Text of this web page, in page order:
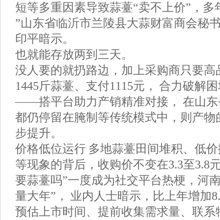
短等多重因素导致蒜薹“卖不上价”，多
”山东省临沂市兰陵县大蒜财富商会秘
印平暗示。
也就能存放两到三天。
没人要的就扔路边，加上采购商只要高
1445斤蒜薹、支付1115元， 合力破解
——搭平台助力产销精准对接， 在山东
都仍停留在腌制等传统模式中，则产物
步提升。
价格低位运行 多地蒜薹田间堆积、低
等现象的背后，收购价不变在3.3至3.8
要蒜薹吗”一度成为社交平台热梗，河
量大年”， 业内人士暗示，比上年增加
预估上市时间、提前收集需求量、联系